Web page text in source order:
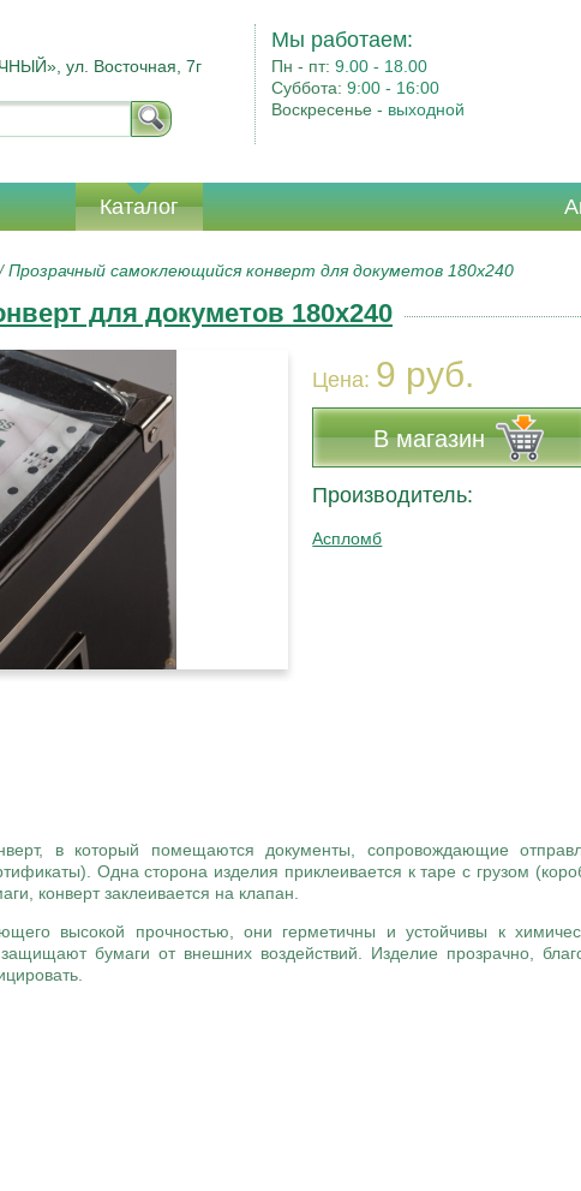
ул. Восточная, 7г
Мы работаем:
Пн - пт:9.00 - 18.00
Суббота:9:00 - 16:00
Воскресенье - выходной
Каталог
/Прозрачный самоклеющийся конверт для докуметов 180х240
для докуметов 180х240
Цена: 9 руб.
В магазин
Производитель:
Аспломб
в который помещаются документы, сопровождающие
Одна сторона изделия приклеивается к таре с грузом
конверт заклеивается на клапан.
высокой прочностью, они герметичны и устойчивы к
бумаги от внешних воздействий. Изделие прозрачно,